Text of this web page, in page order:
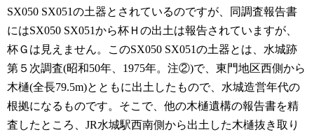
SX050 SX051の土器とされているのですが、同調査報告書
にはSX050 SX051から杯Ｈの出土は報告されていますが、
杯Ｇは見えません。このSX050 SX051の土器とは、水城跡
第５次調査(昭和50年、1975年。注②)で、東門地区西側から
木樋(全長79.5m)とともに出土したもので、水城造営年代の
根拠になるものです。そこで、他の木樋遺構の報告書を精
査したところ、JR水城駅西南側から出土した木樋抜き取り